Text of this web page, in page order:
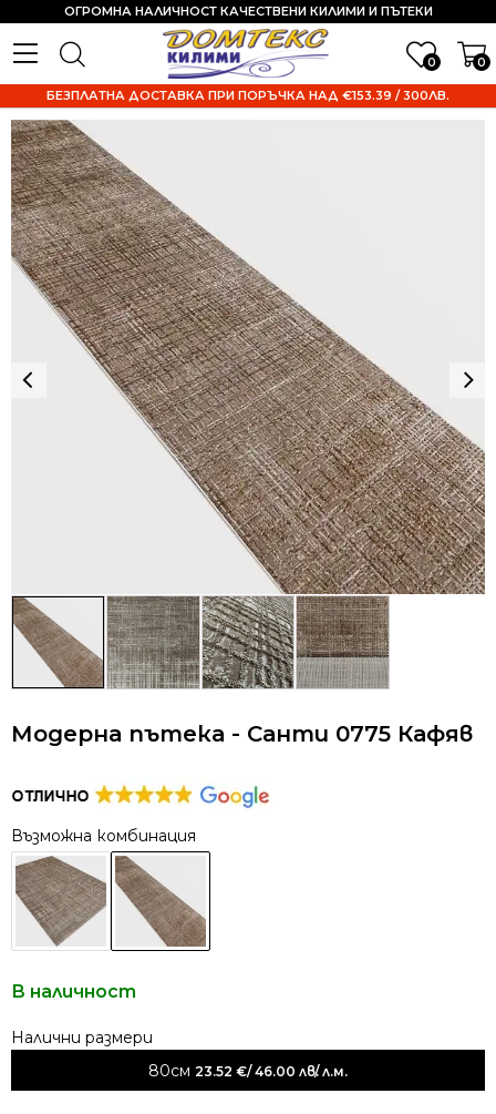
0 0
ОГРОМНА НАЛИЧНОСТ КАЧЕСТВЕНИ КИЛИМИ И ПЪТЕКИ
БЕЗПЛАТНА ДОСТАВКА ПРИ ПОРЪЧКА НАД €153.39 / 300ЛВ.
Модерна пътека - Санти 0775 Кафяв
Възможна комбинация
В наличност
80см 23.52 €/ 46.00 лв./ л.м.
Alternative: